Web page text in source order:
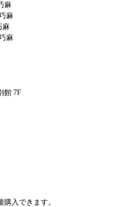
麻
麻
麻
麻
館 7F
入できます。